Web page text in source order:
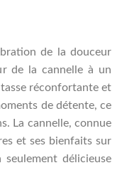
de la douceur
de la cannelle à un
tasse réconfortante et
de détente, ce
La cannelle, connue
et ses bienfaits sur
délicieuse